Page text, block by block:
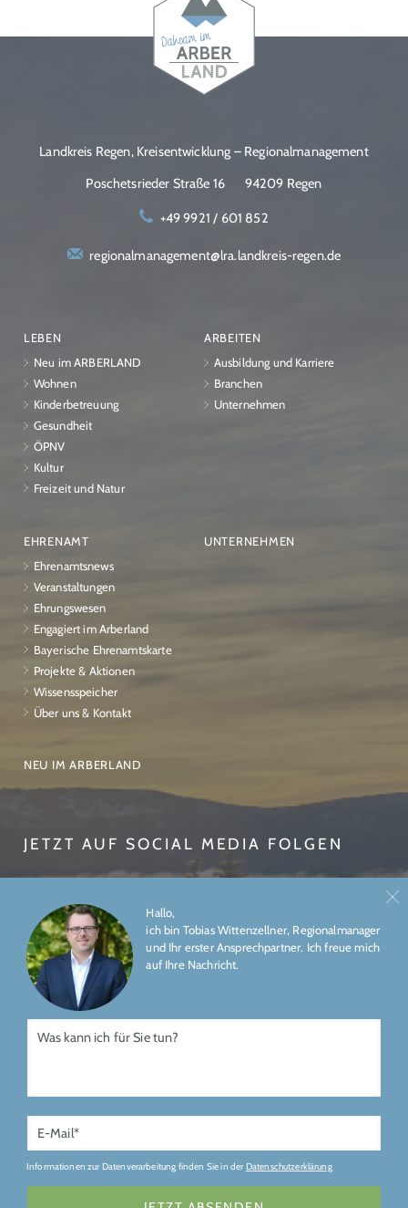
Hallo,
ich bin Tobias Wittenzellner, Regionalmanager
und Ihr erster Ansprechpartner. Ich freue mich
auf Ihre Nachricht.
Informationen zur Datenverarbeitung finden Sie in der Datenschutzerklärung
Landkreis Regen, Kreisentwicklung – Regionalmanagement
Poschetsrieder Straße 16
94209 Regen
+49 9921 / 601 852
regionalmanagement@lra.landkreis-regen.de
LEBEN
Neu im ARBERLAND
Wohnen
Kinderbetreuung
Gesundheit
ÖPNV
Kultur
Freizeit und Natur
ARBEITEN
Ausbildung und Karriere
Branchen
Unternehmen
EHRENAMT
Ehrenamtsnews
Veranstaltungen
Ehrungswesen
Engagiert im Arberland
Bayerische Ehrenamtskarte
Projekte & Aktionen
Wissensspeicher
Über uns & Kontakt
UNTERNEHMEN
NEU IM ARBERLAND
JETZT AUF SOCIAL MEDIA FOLGEN
Gefördert durch